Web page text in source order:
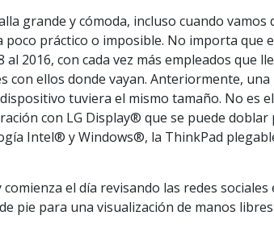
grande y cómoda, incluso cuando vamos
práctico o imposible. No importa que
2016, con cada vez más empleados que
con ellos donde vayan. Anteriormente, una
tuviera el mismo tamaño. No es
con LG Display® que se puede
Intel® y Windows®, la ThinkPad
el día revisando las redes sociales
pie para una visualización de manos